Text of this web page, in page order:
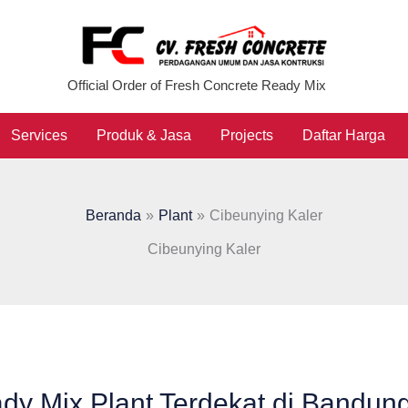
Official Order of Fresh Concrete Ready Mix
Services Produk & Jasa Projects Daftar Harga
Beranda Plant Cibeunying Kaler
Cibeunying Kaler